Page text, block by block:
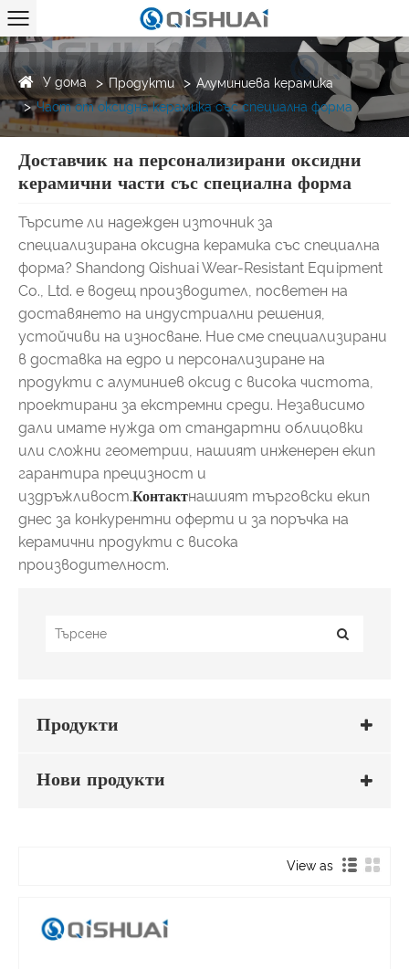
У дома Продукти
Алуминиева керамика
Част от оксидна керамика със специална форма
Доставчик на персонализирани оксидни
керамични части със специална форма
Търсите ли надежден източник за
специализирана оксидна керамика със специална
форма? Shandong Qishuai Wear-Resistant Equipment
Co., Ltd. е водещ производител, посветен на
доставянето на индустриални решения,
устойчиви на износване. Ние сме специализирани
в доставка на едро и персонализиране на
продукти с алуминиев оксид с висока чистота,
проектирани за екстремни среди. Независимо
дали имате нужда от стандартни облицовки
или сложни геометрии, нашият инженерен екип
гарантира прецизност и
издръжливост.Контактнашият търговски екип
днес за конкурентни оферти и за поръчка на
керамични продукти с висока
производителност.
Продукти
Нови продукти
View as